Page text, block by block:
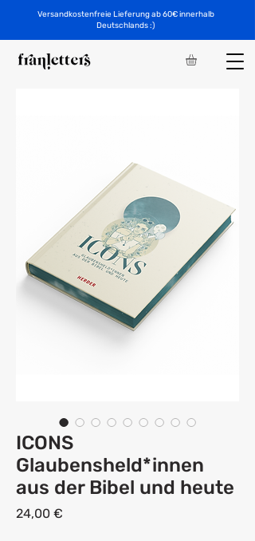
Versandkostenfreie Lieferung ab 60€ innerhalb
Deutschlands :)
ICONS
Glaubensheld*innen
aus der Bibel und heute
24,00 €